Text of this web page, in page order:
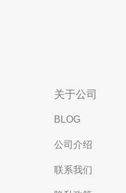
关于公司
BLOG
公司介绍
联系我们